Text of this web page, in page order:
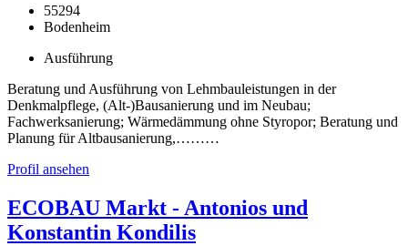
55294
Bodenheim
Ausführung
Beratung und Ausführung von Lehmbauleistungen in der
Denkmalpflege, (Alt-)Bausanierung und im Neubau;
Fachwerksanierung; Wärmedämmung ohne Styropor; Beratung und
Planung für Altbausanierung,………
Profil ansehen
ECOBAU Markt - Antonios und
Konstantin Kondilis